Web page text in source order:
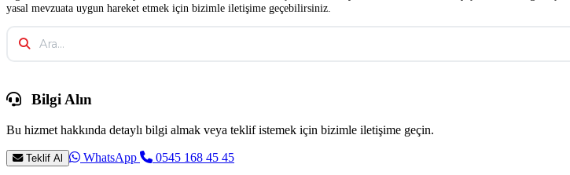
yasal mevzuata uygun hareket etmek için bizimle iletişime geçebilirsiniz.
Bilgi Alın
Bu hizmet hakkında detaylı bilgi almak veya teklif istemek için bizimle iletişime geçin.
Teklif Al WhatsApp 0545 168 45 45